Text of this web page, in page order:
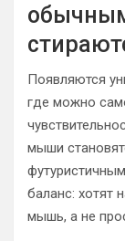
Появляются
где можно
мыши
баланс: хотят
мышь, а не